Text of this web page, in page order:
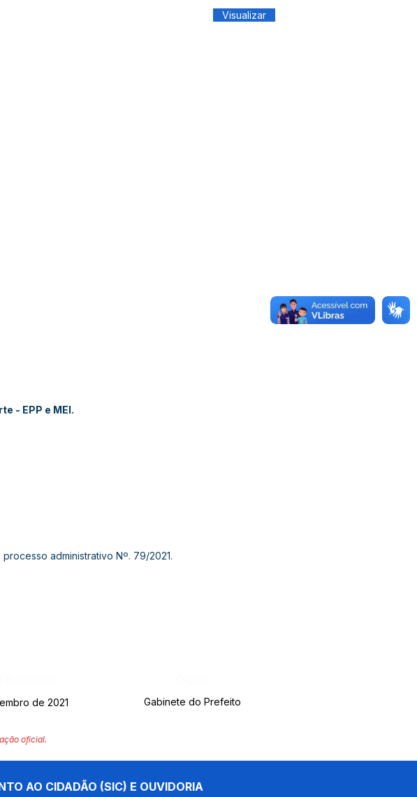
Visualizar
- EPP e MEI.
administrativo Nº. 79/2021.
de 2021 Gabinete do Prefeito
oficial.
AO CIDADÃO (SIC) E OUVIDORIA